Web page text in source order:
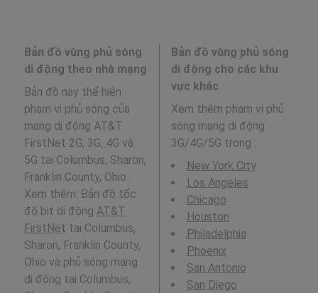
Bản đồ vùng phủ sóng
di động theo nhà mạng
Bản đồ này thể hiện
phạm vi phủ sóng của
mạng di động AT&T
FirstNet 2G, 3G, 4G và
5G tại Columbus, Sharon,
Franklin County, Ohio .
Xem thêm: Bản đồ tốc
độ bit di động AT&T
FirstNet tại Columbus,
Sharon, Franklin County,
Ohio và phủ sóng mạng
di động tại Columbus,
Bản đồ vùng phủ sóng
di động cho các khu
vực khác
Xem thêm phạm vi phủ
sóng mạng di động
3G/4G/5G trong :
New York City
Los Angeles
Chicago
Houston
Philadelphia
Phoenix
San Antonio
San Diego